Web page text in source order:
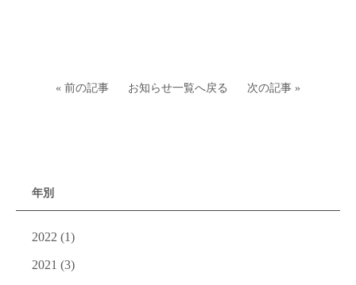
« 前の記事 お知らせ一覧へ戻る 次の記事 »
年別
2022 (1)
2021 (3)